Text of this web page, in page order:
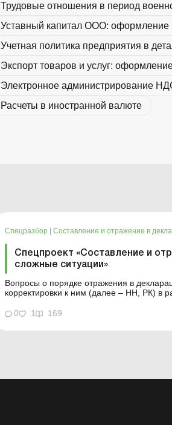
Трудовые отношения в период
Уставный капитал ООО: оформление
Учетная политика предприятия в
Экспорт товаров и услуг:
Электронное администрирование
Расчеты в иностранной валюте
Спецразбор Составление и отражение в
Спецпроект «Составление и
сложные ситуации»
Вопросы о порядке отражения в
корректировки к ним (далее – НН, РК) в
ситуация нестандартная,
0 1 169